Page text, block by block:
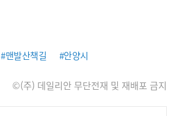
#맨발산책길 #안양시
©(주) 데일리안 무단전재 및 재배포 금지